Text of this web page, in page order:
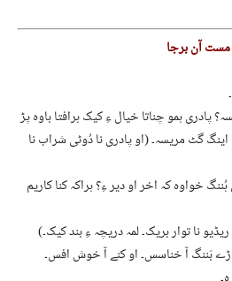
مست آن برجا
پادری ہمو چناتا خیال ءِ کیک ہرافتا باوہ پڑ
اینگ گٹ مریسہ۔ (او پادری نا دُوٹی شراب نا
خواوہ کہ اخر او دیر ءِ؟ ہراکہ کنا کاریم
نا توار بریک۔ لمہ دریچہ ءِ بند کیک۔)
بَننگ آ خناسس۔ او کنے آ خوش افس۔